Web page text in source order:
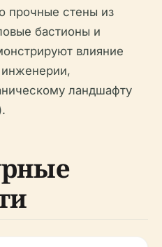
прочные стены из
бастионы и
влияние
ландшафту